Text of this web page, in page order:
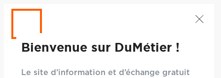
Bienvenue sur DuMétier !
Le site d’information et d’échange gratuit